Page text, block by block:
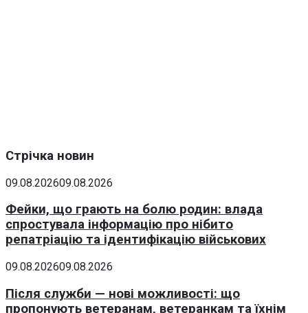
Стрічка новин
09.08.202609.08.2026
Фейки, що грають на болю родин: влада
спростувала інформацію про нібито
репатріацію та ідентифікацію військових
09.08.202609.08.2026
Після служби — нові можливості: що
пропонують ветеранам, ветеранкам та їхнім